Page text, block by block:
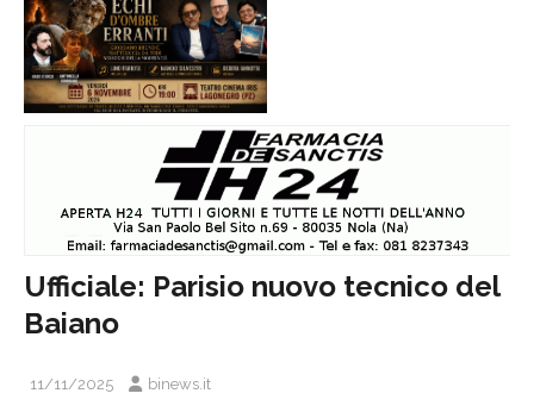
Ufficiale: Parisio nuovo tecnico del
Baiano
11/11/2025 binews.it